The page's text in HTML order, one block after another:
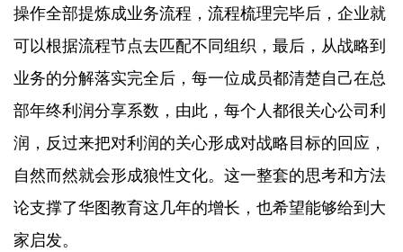
操作全部提炼成业务流程，流程梳理完毕后，企业就
可以根据流程节点去匹配不同组织，最后，从战略到
业务的分解落实完全后，每一位成员都清楚自己在总
部年终利润分享系数，由此，每个人都很关心公司利
润，反过来把对利润的关心形成对战略目标的回应，
自然而然就会形成狼性文化。这一整套的思考和方法
论支撑了华图教育这几年的增长，也希望能够给到大
家启发。